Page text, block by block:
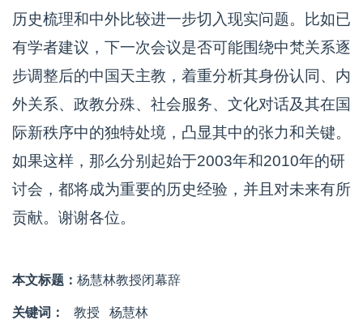
历史梳理和中外比较进一步切入现实问题。比如已
有学者建议，下一次会议是否可能围绕中梵关系逐
步调整后的中国天主教，着重分析其身份认同、内
外关系、政教分殊、社会服务、文化对话及其在国
际新秩序中的独特处境，凸显其中的张力和关键。
如果这样，那么分别起始于2003年和2010年的研
讨会，都将成为重要的历史经验，并且对未来有所
贡献。谢谢各位。
本文标题： 杨慧林教授闭幕辞
关键词： 教授 杨慧林